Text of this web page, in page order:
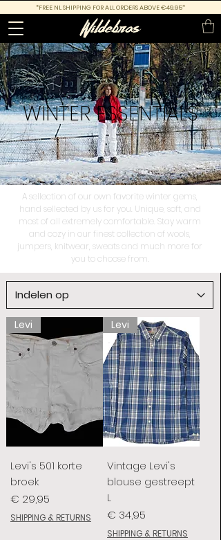
*FREE NL SHIPPING FOR ALL ORDERS ABOVE €49.95*
WINTERESSENTIALS
A sellection of our own favorite winter gems,
hand sellected by us for you. Unique, soft, and
most of all extremely comfortable. Stay warm
and cozy in our finest collection of wools,
jumpers, knitwear, sweats and much more for
you to choose from.
Levi
Levi's 501 korte
broek
Prijs
€ 29,95
SHIPPING & RETURNS
Levi
Vintage Levi's
blouse gestreept
L
Prijs
€ 34,95
SHIPPING & RETURNS